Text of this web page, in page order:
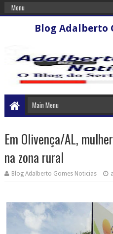
Blog Adalberto
Em Olivença/AL,
na zona rural
Blog Adalberto Gomes Noticias